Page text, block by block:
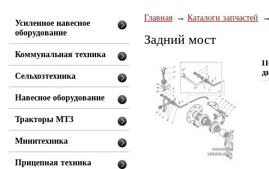
Главная Каталоги запчастей
Задний мост
Усиленное навесное
оборудование
Коммунальная техника
Сельхозтехника
Навесное оборудование
Тракторы МТЗ
Минитехника
Прицепная техника